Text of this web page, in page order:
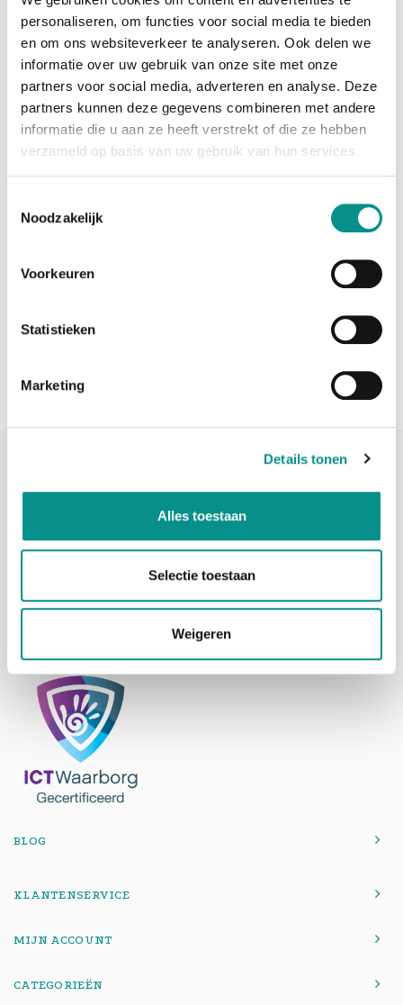
personaliseren, om functies voor social media te bieden
en om ons websiteverkeer te analyseren. Ook delen we
informatie over uw gebruik van onze site met onze
partners voor social media, adverteren en analyse. Deze
partners kunnen deze gegevens combineren met andere
informatie die u aan ze heeft verstrekt of die ze hebben
verzameld op basis van uw gebruik van hun services.
Noodzakelijk
Voorkeuren
Statistieken
Marketing
Details tonen
Alles toestaan
Selectie toestaan
Weigeren
MAC MINI ACCESSOIRES
1507DH Zaandam
Telefoon 075-6163779
info@onlinemacwinkel.nl
BLOG
KLANTENSERVICE
MIJN ACCOUNT
CATEGORIEËN